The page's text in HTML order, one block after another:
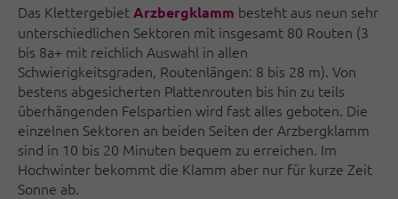
Das KlettergebietArzbergklamm besteht aus neun sehr
unterschiedlichen Sektoren mit insgesamt 80 Routen (3
bis 8a+ mit reichlich Auswahl in allen
Schwierigkeitsgraden, Routenlängen: 8 bis 28 m). Von
bestens abgesicherten Plattenrouten bis hin zu teils
überhängenden Felspartien wird fast alles geboten. Die
einzelnen Sektoren an beiden Seiten der Arzbergklamm
sind in 10 bis 20 Minuten bequem zu erreichen. Im
Hochwinter bekommt die Klamm aber nur für kurze Zeit
Sonne ab.